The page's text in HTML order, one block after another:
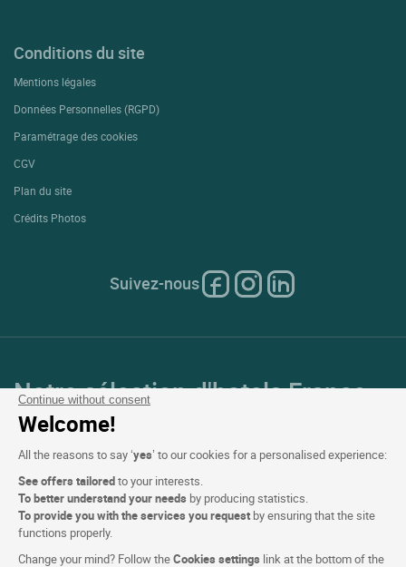
Continue without consent
Welcome!
All the reasons to say ‘yes’ to our cookies for a personalised experience:
See offers tailoredto your interests.
To better understand your needs by producing statistics.
To provide you with the services you request by ensuring that the site
functions properly.
Change your mind? Follow theCookies settings link at the bottom of the
Conditions du site
Mentions légales
Données Personnelles (RGPD)
Paramétrage des cookies
CGV
Plan du site
Crédits Photos
Suivez-nous
Notre sélection d'hotels France
et en Europe
Top Pays
Top Régions
Top Villes